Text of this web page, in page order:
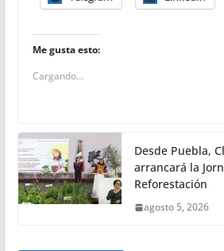
Me gusta esto:
Cargando...
Desde Puebla,
arrancará la
Reforestación
agosto 5, 2026